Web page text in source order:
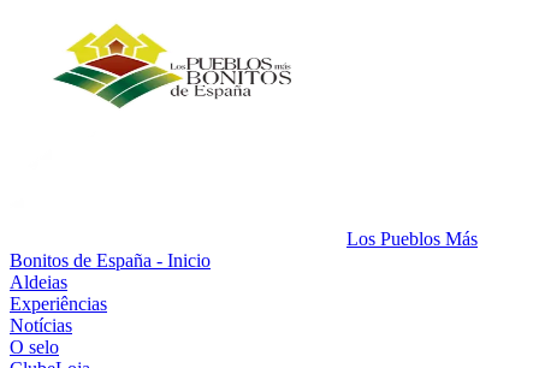
Los Pueblos Más
Bonitos de España - Inicio
Aldeias
Experiências
Notícias
O selo